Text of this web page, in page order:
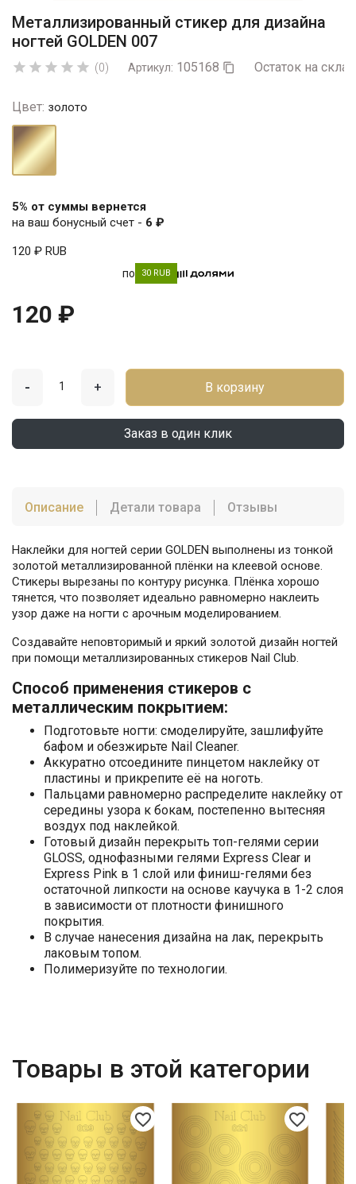
Металлизированный стикер для дизайна
ногтей GOLDEN 007
     (0) Артикул: 105168  Остаток на
Цвет: золото
золото
5% от суммы вернется
на ваш бонусный счет - 6 ₽
120 ₽ RUB
по 30 RUB
120 ₽
- + В корзину
Заказ в один клик
Описание Детали товара Отзывы
Наклейки для ногтей серии GOLDEN выполнены из тонкой
золотой металлизированной плёнки на клеевой основе.
Стикеры вырезаны по контуру рисунка. Плёнка хорошо
тянется, что позволяет идеально равномерно наклеить
узор даже на ногти с арочным моделированием.
Создавайте неповторимый и яркий золотой дизайн ногтей
при помощи металлизированных стикеров Nail Club.
Способ применения стикеров с
металлическим покрытием:
Подготовьте ногти: смоделируйте, зашлифуйте
бафом и обезжирьте Nail Cleaner.
Аккуратно отсоедините пинцетом наклейку от
пластины и прикрепите её на ноготь.
Пальцами равномерно распределите наклейку от
середины узора к бокам, постепенно вытесняя
воздух под наклейкой.
Готовый дизайн перекрыть топ-гелями серии
GLOSS, однофазными гелями Express Clear и
Express Pink в 1 слой или финиш-гелями без
остаточной липкости на основе каучука в 1-2 слоя
в зависимости от плотности финишного
покрытия.
В случае нанесения дизайна на лак, перекрыть
лаковым топом.
Полимеризуйте по технологии.
Товары в этой категории
favorite_border favorite_border